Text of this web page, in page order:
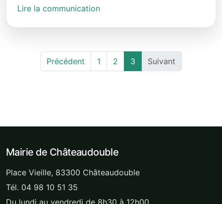
Lire la communication
Précédent 1 2 3 Suivant
Mairie de Châteaudouble
Place Vieille, 83300 Châteaudouble
Tél. 04 98 10 51 35
Du lundi au vendredi de 8h30 à 12h00